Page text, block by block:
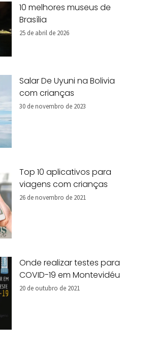
10 melhores museus de
Brasília
25 de abril de 2026
Salar De Uyuni na Bolivia
com crianças
30 de novembro de 2023
Top 10 aplicativos para
viagens com crianças
26 de novembro de 2021
Onde realizar testes para
COVID-19 em Montevidéu
20 de outubro de 2021